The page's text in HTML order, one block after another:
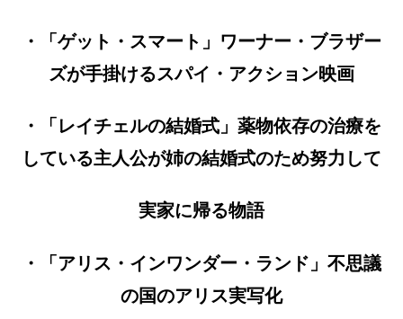
・「ゲット・スマート」ワーナー・ブラザー
ズが手掛けるスパイ・アクション映画
・「レイチェルの結婚式」薬物依存の治療を
している主人公が姉の結婚式のため努力して
実家に帰る物語
・「アリス・インワンダー・ランド」不思議
の国のアリス実写化